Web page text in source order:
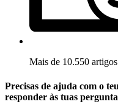
Mais de 10.550 artigos
Precisas de ajuda com o
responder às tuas